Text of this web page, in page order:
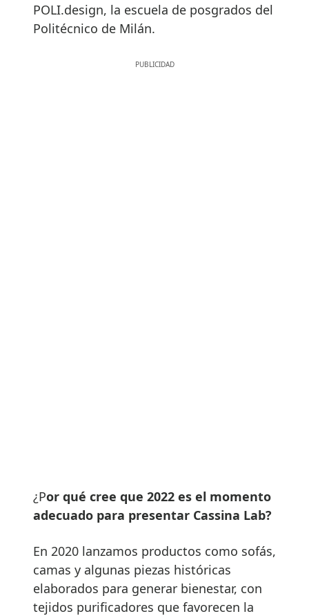
POLI.design, la escuela de posgrados del
Politécnico de Milán.
¿Por qué cree que 2022 es el momento
adecuado para presentar Cassina Lab?
En 2020 lanzamos productos como sofás,
camas y algunas piezas históricas
elaborados para generar bienestar, con
tejidos purificadores que favorecen la